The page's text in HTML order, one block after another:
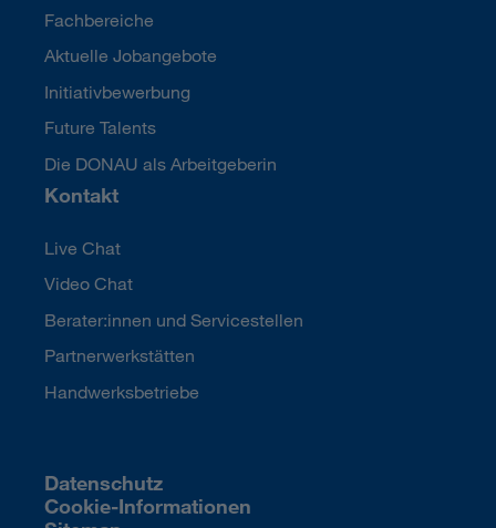
Fachbereiche
Aktuelle Jobangebote
Initiativbewerbung
Future Talents
Die DONAU als Arbeitgeberin
Kontakt
Live Chat
Video Chat
Berater:innen und Servicestellen
Partnerwerkstätten
Handwerksbetriebe
Datenschutz
Cookie-Informationen